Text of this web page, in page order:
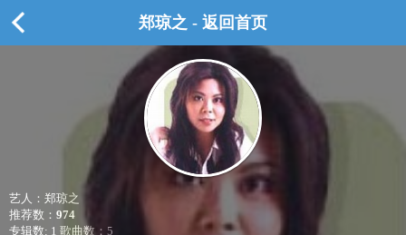
郑琼之 - 返回首页
艺人：郑琼之
推荐数： 974
专辑数: 1 歌曲数：5